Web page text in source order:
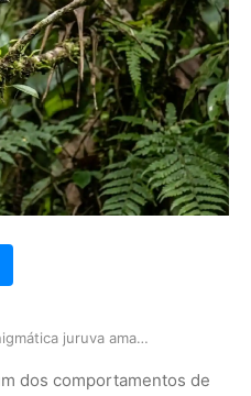
Como a enigmática juruva amazônica utiliza sua …
dos comportamentos de